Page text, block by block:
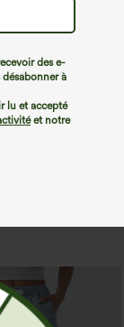
des e-
à
lu et accepté
et notre
la page que